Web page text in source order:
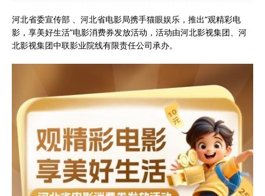
河北省委宣传部 、河北省电影局携手猫眼娱乐，推出“观精彩电
影，享美好生活”电影消费券发放活动，活动由河北影视集团、河
北影视集团中联影业院线有限责任公司承办。